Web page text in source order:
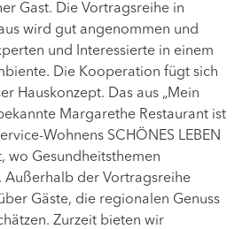
Gast. Die Vortragsreihe in
wird gut angenommen und
und Interessierte in einem
Die Kooperation fügt sich
Hauskonzept. Das aus „Mein
Margarethe Restaurant ist
Wohnens SCHÖNES LEBEN
wo Gesundheitsthemen
Außerhalb der Vortragsreihe
Gäste, die regionalen Genuss
Zurzeit bieten wir